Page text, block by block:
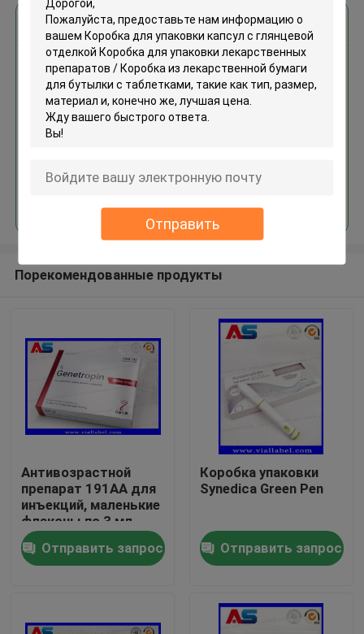
Отправить
Дом
О нас
Получить лучшую цену для
Коробка для упаковки капсул
с глянцевой отделкой
Коробка для упаковки
лекарственных препаратов /
таблетками
Порекомендованные продукты
Антивозрастной
препарат 191AA для
инъекций, маленькие
флаконы по 3 мл,
печать
фармацевтических
коробок и этикеток
Отправить запрос
Коробка упаковки
Synedica Green Pen
Отправить запрос